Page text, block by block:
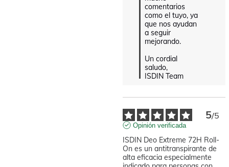
comentarios
como el tuyo, ya
que nos ayudan
a seguir
mejorando.
Un cordial
saludo,
ISDIN Team
5/5
Opinión verificada
ISDIN Deo Extreme 72H Roll-
On es un antitranspirante de
alta eficacia especialmente